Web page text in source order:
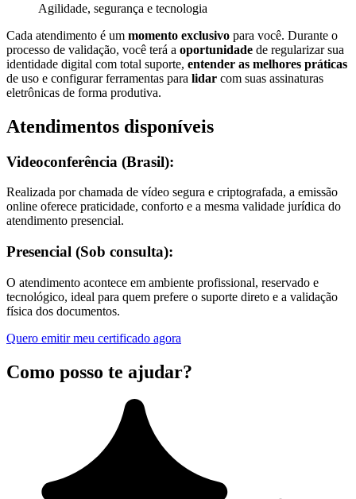
Agilidade, segurança e tecnologia
Cada atendimento é um momento exclusivo para você. Durante o
processo de validação, você terá a oportunidade de regularizar sua
identidade digital com total suporte, entender as melhores práticas
de uso e configurar ferramentas para lidar com suas assinaturas
eletrônicas de forma produtiva.
Atendimentos disponíveis
Videoconferência (Brasil):
Realizada por chamada de vídeo segura e criptografada, a emissão
online oferece praticidade, conforto e a mesma validade jurídica do
atendimento presencial.
Presencial (Sob consulta):
O atendimento acontece em ambiente profissional, reservado e
tecnológico, ideal para quem prefere o suporte direto e a validação
física dos documentos.
Quero emitir meu certificado agora
Como posso te ajudar?